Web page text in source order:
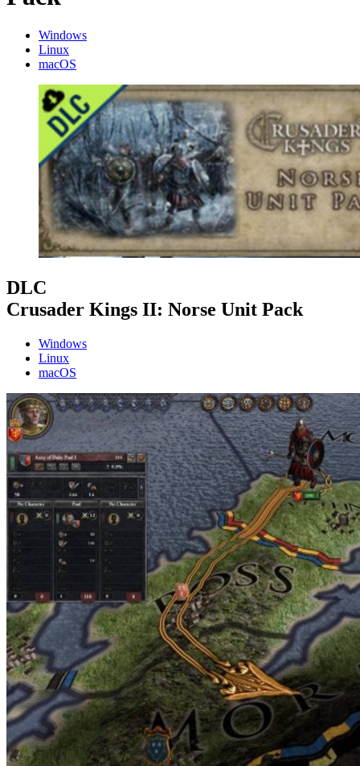
Windows
Linux
macOS
DLC
Crusader Kings II: Norse Unit Pack
Windows
Linux
macOS